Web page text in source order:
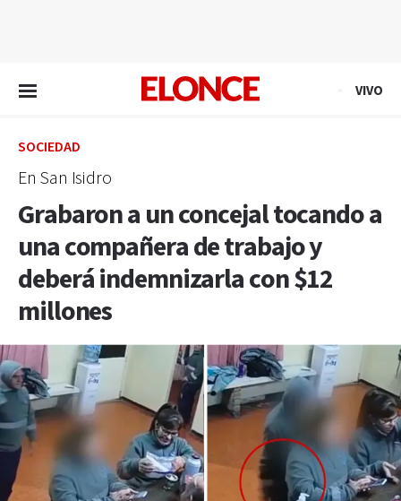
VIVO
SOCIEDAD
En San Isidro
Grabaron a un concejal tocando a
una compañera de trabajo y
deberá indemnizarla con $12
millones